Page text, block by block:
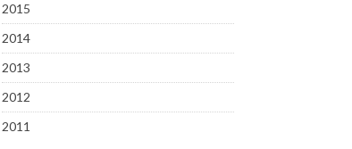
2015
2014
2013
2012
2011